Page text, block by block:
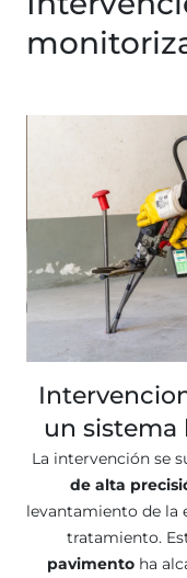
un sistema
La intervención se
de alta
levantamiento de la
tratamiento.
pavimentoha